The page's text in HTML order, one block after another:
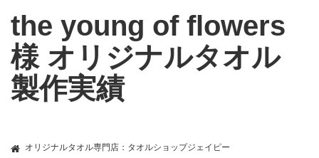
the young of flowers
様 オリジナルタオル
製作実績
オリジナルタオル専門店：タオルショップジェイピー